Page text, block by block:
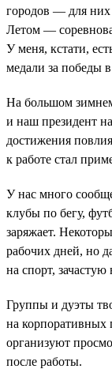
городов — для них
Летом —
У меня, кстати,
медали за победы
На большом
и наш президент
достижения
к работе стал
У нас много
клубы по бегу,
заряжает.
рабочих дней, но
на спорт,
Группы и дуэты
на корпоративных
организуют
после работы.